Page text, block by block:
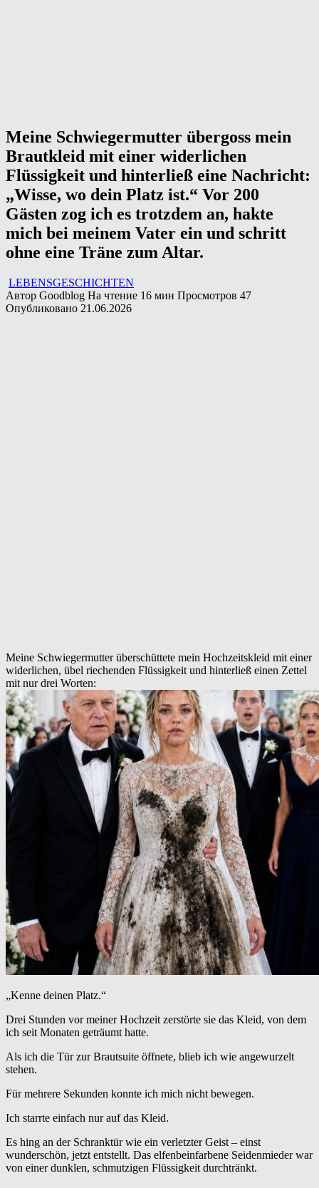
Meine Schwiegermutter übergoss mein
Brautkleid mit einer widerlichen
Flüssigkeit und hinterließ eine Nachricht:
„Wisse, wo dein Platz ist.“ Vor 200
Gästen zog ich es trotzdem an, hakte
mich bei meinem Vater ein und schritt
ohne eine Träne zum Altar.
LEBENSGESCHICHTEN
Автор Goodblog На чтение 16 мин Просмотров 47
Опубликовано 21.06.2026
Meine Schwiegermutter überschüttete mein Hochzeitskleid mit einer
widerlichen, übel riechenden Flüssigkeit und hinterließ einen Zettel
mit nur drei Worten:
„Kenne deinen Platz.“
Drei Stunden vor meiner Hochzeit zerstörte sie das Kleid, von dem
ich seit Monaten geträumt hatte.
Als ich die Tür zur Brautsuite öffnete, blieb ich wie angewurzelt
stehen.
Für mehrere Sekunden konnte ich mich nicht bewegen.
Ich starrte einfach nur auf das Kleid.
Es hing an der Schranktür wie ein verletzter Geist – einst
wunderschön, jetzt entstellt. Das elfenbeinfarbene Seidenmieder war
von einer dunklen, schmutzigen Flüssigkeit durchtränkt.